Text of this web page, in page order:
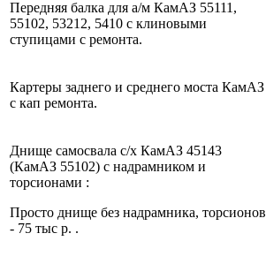
Передняя балка для а/м КамАЗ 55111,
55102, 53212, 5410 с клиновыми
ступицами с ремонта.
Картеры заднего и среднего моста КамАЗ
с кап ремонта.
Днище самосвала с/х КамАЗ 45143
(КамАЗ 55102) с надрамником и
торсионами :
Просто днище без надрамника, торсионов
- 75 тыс р. .